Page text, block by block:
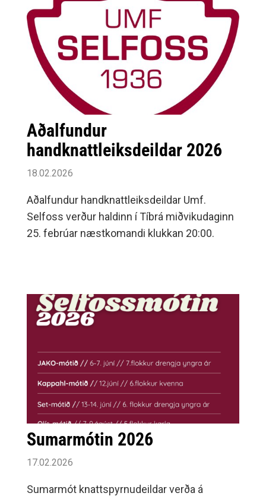
Aðalfundur
handknattleiksdeildar 2026
18.02.2026
Aðalfundur handknattleiksdeildar Umf.
Selfoss verður haldinn í Tíbrá miðvikudaginn
25. febrúar næstkomandi klukkan 20:00.
Sumarmótin 2026
17.02.2026
Sumarmót knattspyrnudeildar verða á